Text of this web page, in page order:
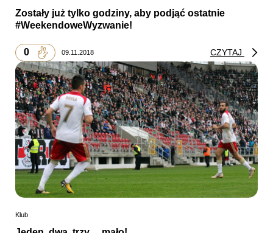
Zostały już tylko godziny, aby podjąć ostatnie
#WeekendoweWyzwanie!
0 09.11.2018 CZYTAJ
Klub